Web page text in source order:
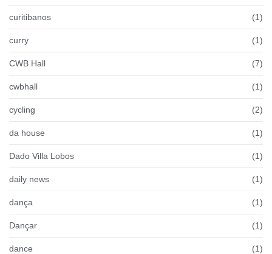
curitibanos (1)
curry (1)
CWB Hall (7)
cwbhall (1)
cycling (2)
da house (1)
Dado Villa Lobos (1)
daily news (1)
dança (1)
Dançar (1)
dance (1)